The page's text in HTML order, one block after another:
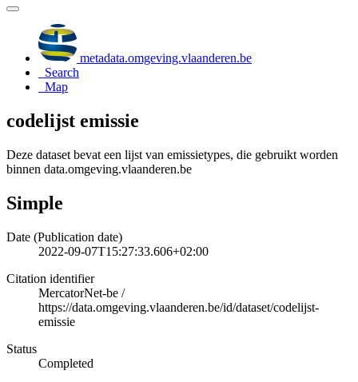
metadata.omgeving.vlaanderen.be
Search
Map
codelijst emissie
Deze dataset bevat een lijst van emissietypes, die gebruikt worden
binnen data.omgeving.vlaanderen.be
Simple
Date (Publication date)
2022-09-07T15:27:33.606+02:00
Citation identifier
MercatorNet-be /
https://data.omgeving.vlaanderen.be/id/dataset/codelijst-
emissie
Status
Completed